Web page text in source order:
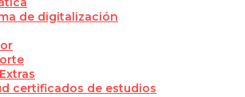
de digitalización
certificados de estudios